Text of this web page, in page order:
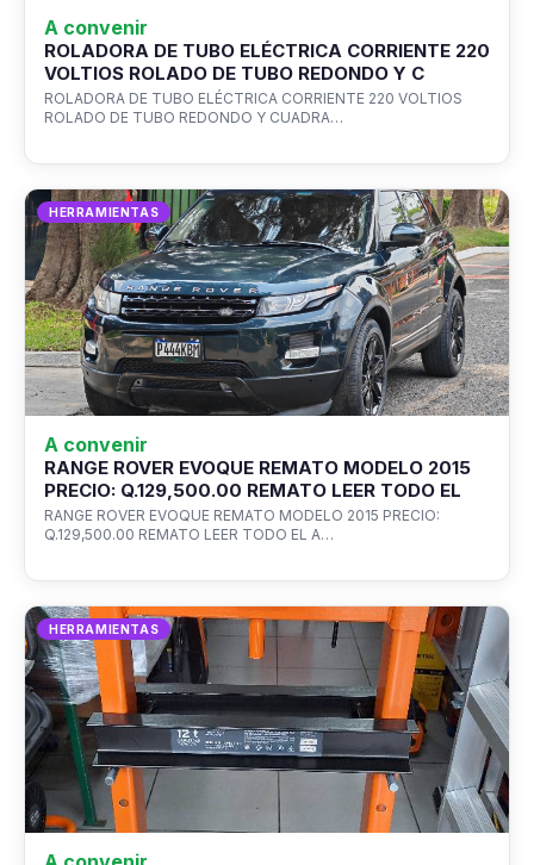
A convenir
ROLADORA DE TUBO ELÉCTRICA CORRIENTE 220
VOLTIOS ROLADO DE TUBO REDONDO Y C
ROLADORA DE TUBO ELÉCTRICA CORRIENTE 220 VOLTIOS
ROLADO DE TUBO REDONDO Y CUADRA…
HERRAMIENTAS
A convenir
RANGE ROVER EVOQUE REMATO MODELO 2015
PRECIO: Q.129,500.00 REMATO LEER TODO EL
RANGE ROVER EVOQUE REMATO MODELO 2015 PRECIO:
Q.129,500.00 REMATO LEER TODO EL A…
HERRAMIENTAS